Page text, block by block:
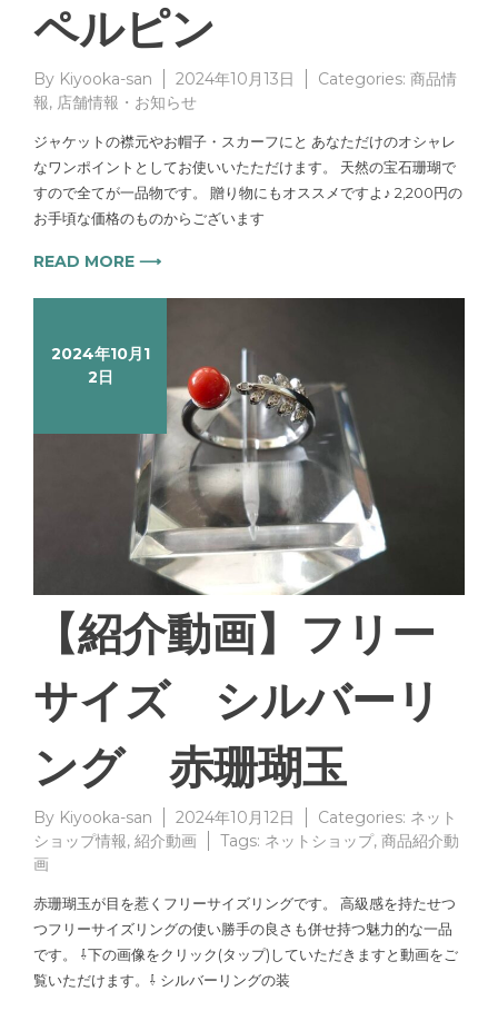
ペルピン
By Kiyooka-san 2024年10月13日 Categories: 商品情
報, 店舗情報・お知らせ
ジャケットの襟元やお帽子・スカーフにと あなただけのオシャレ
なワンポイントとしてお使いいたただけます。 天然の宝石珊瑚で
すので全てが一品物です。 贈り物にもオススメですよ♪ 2,200円の
お手頃な価格のものからございます
READ MORE ⟶
2024年10月1
2日
【紹介動画】フリー
サイズ シルバーリ
ング 赤珊瑚玉
By Kiyooka-san 2024年10月12日 Categories: ネット
ショップ情報, 紹介動画 Tags: ネットショップ, 商品紹介動
画
赤珊瑚玉が目を惹くフリーサイズリングです。 高級感を持たせつ
つフリーサイズリングの使い勝手の良さも併せ持つ魅力的な一品
です。 ⇩下の画像をクリック(タップ)していただきますと動画をご
覧いただけます。⇩ シルバーリングの装